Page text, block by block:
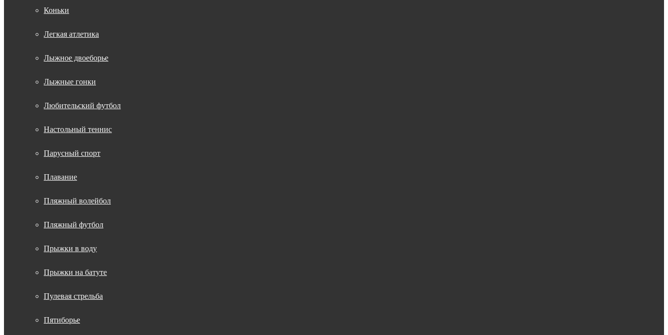
Коньки
Легкая атлетика
Лыжное двоеборье
Лыжные гонки
Любительский футбол
Настольный теннис
Парусный спорт
Плавание
Пляжный волейбол
Пляжный футбол
Прыжки в воду
Прыжки на батуте
Пулевая стрельба
Пятиборье